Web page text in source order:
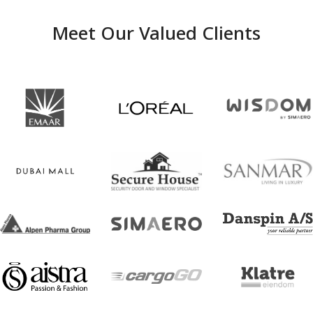
Meet Our Valued Clients